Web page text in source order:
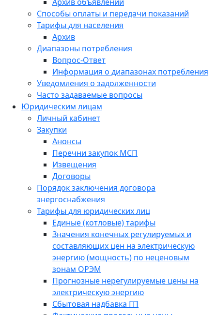
Способы оплаты и передачи показаний
Тарифы для населения
Архив
Диапазоны потребления
Вопрос-Ответ
Информация о диапазонах потребления
Уведомления о задолженности
Часто задаваемые вопросы
Юридическим лицам
Личный кабинет
Закупки
Анонсы
Перечни закупок МСП
Извещения
Договоры
Порядок заключения договора
энергоснабжения
Тарифы для юридических лиц
Единые (котловые) тарифы
Значения конечных регулируемых и
составляющих цен на электрическую
энергию (мощность) по неценовым
зонам ОРЭМ
Прогнозные нерегулируемые цены на
электрическую энергию
Сбытовая надбавка ГП